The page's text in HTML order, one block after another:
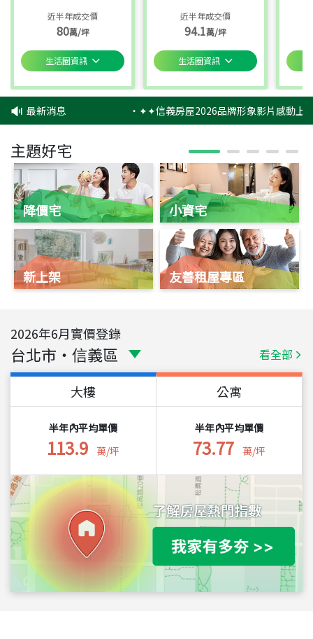
近半年成交價
80萬/坪
生活圈資訊
近半年成交價
94.1萬/坪
生活圈資訊
最新消息 ‧✦✦信義房屋2026品牌形象影片感動上
主題好宅
降價宅
新上架
小資宅
友善租屋專區
2026年6月實價登錄
台北市 ・ 信義區 看全部
大樓
半年內平均單價
113.9 萬/坪
公寓
半年內平均單價
73.77 萬/坪